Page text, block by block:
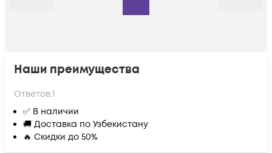
Назад Дальше
Наши преимущества
Ответов:1
✅ В наличии
🚚 Доставка по Узбекистану
🔥 Скидки до 50%